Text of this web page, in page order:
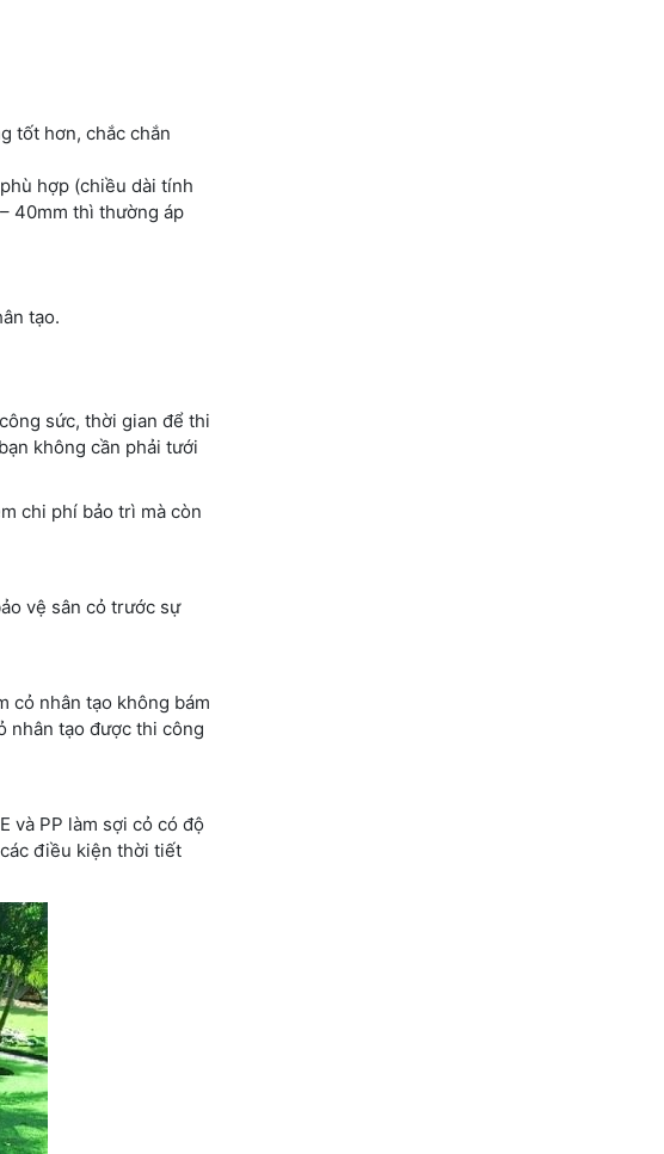
tốt hơn, chắc chắn
hợp (chiều dài tính
40mm thì thường áp
tạo.
sức, thời gian để thi
không cần phải tưới
chi phí bảo trì mà còn
vệ sân cỏ trước sự
cỏ nhân tạo không bám
nhân tạo được thi công
và PP làm sợi cỏ có độ
điều kiện thời tiết